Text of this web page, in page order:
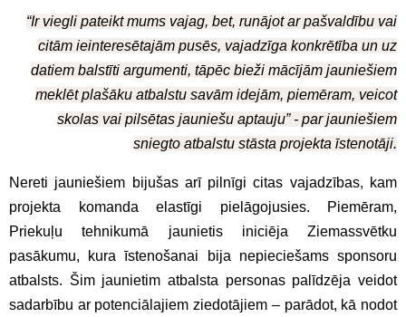
“Ir viegli pateikt mums vajag, bet, runājot ar pašvaldību vai
citām ieinteresētajām pusēs, vajadzīga konkrētība un uz
datiem balstīti argumenti, tāpēc bieži mācījām jauniešiem
meklēt plašāku atbalstu savām idejām, piemēram, veicot
skolas vai pilsētas jauniešu aptauju” - par jauniešiem
sniegto atbalstu stāsta projekta īstenotāji.
Nereti jauniešiem bijušas arī pilnīgi citas vajadzības, kam
projekta komanda elastīgi pielāgojusies. Piemēram,
Priekuļu tehnikumā jaunietis iniciēja Ziemassvētku
pasākumu, kura īstenošanai bija nepieciešams sponsoru
atbalsts. Šim jaunietim atbalsta personas palīdzēja veidot
sadarbību ar potenciālajiem ziedotājiem – parādot, kā nodot